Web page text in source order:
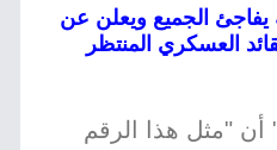
الجميع ويعلن عن
العسكري المنتظر
أن "مثل هذا الرقم